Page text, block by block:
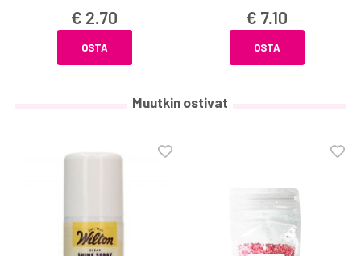
€ 2.70
OSTA
€ 7.10
OSTA
Muutkin ostivat